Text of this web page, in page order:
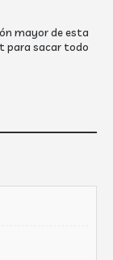
mayor de esta
para sacar todo